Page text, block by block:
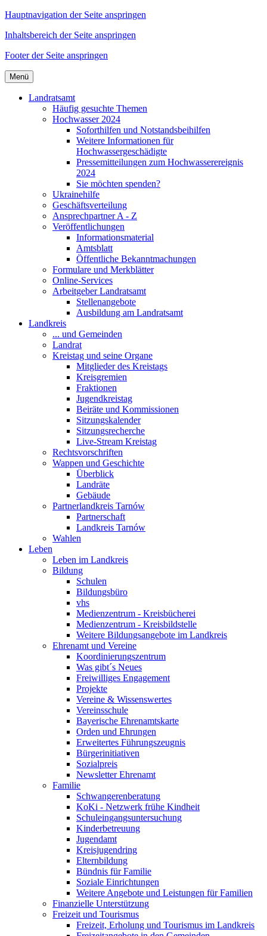
Hauptnavigation der Seite anspringen
Inhaltsbereich der Seite anspringen
Footer der Seite anspringen
Menü
Landratsamt
Häufig gesuchte Themen
Hochwasser 2024
Soforthilfen und Notstandsbeihilfen
Weitere Informationen für
Hochwassergeschädigte
Pressemitteilungen zum Hochwasserereignis
2024
Sie möchten spenden?
Ukrainehilfe
Geschäftsverteilung
Ansprechpartner A - Z
Veröffentlichungen
Informationsmaterial
Amtsblatt
Öffentliche Bekanntmachungen
Formulare und Merkblätter
Online-Services
Arbeitgeber Landratsamt
Stellenangebote
Ausbildung am Landratsamt
Landkreis
... und Gemeinden
Landrat
Kreistag und seine Organe
Mitglieder des Kreistags
Kreisgremien
Fraktionen
Jugendkreistag
Beiräte und Kommissionen
Sitzungskalender
Sitzungsrecherche
Live-Stream Kreistag
Rechtsvorschriften
Wappen und Geschichte
Überblick
Landräte
Gebäude
Partnerlandkreis Tarnów
Partnerschaft
Landkreis Tarnów
Wahlen
Leben
Leben im Landkreis
Bildung
Schulen
Bildungsbüro
vhs
Medienzentrum - Kreisbücherei
Medienzentrum - Kreisbildstelle
Weitere Bildungsangebote im Landkreis
Ehrenamt und Vereine
Koordinierungszentrum
Was gibt´s Neues
Freiwilliges Engagement
Projekte
Vereine & Wissenswertes
Vereinsschule
Bayerische Ehrenamtskarte
Orden und Ehrungen
Erweitertes Führungszeugnis
Bürgerinitiativen
Sozialpreis
Newsletter Ehrenamt
Familie
Schwangerenberatung
KoKi - Netzwerk frühe Kindheit
Schuleingangsuntersuchung
Kinderbetreuung
Jugendamt
Kreisjugendring
Elternbildung
Bündnis für Familie
Soziale Einrichtungen
Weitere Angebote und Leistungen für Familien
Finanzielle Unterstützung
Freizeit und Tourismus
Freizeit, Erholung und Tourismus im Landkreis